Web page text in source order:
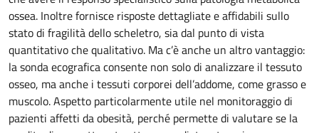
ossea. Inoltre fornisce risposte dettagliate e affidabili sullo
stato di fragilità dello scheletro, sia dal punto di vista
quantitativo che qualitativo. Ma c’è anche un altro vantaggio:
la sonda ecografica consente non solo di analizzare il tessuto
osseo, ma anche i tessuti corporei dell’addome, come grasso e
muscolo. Aspetto particolarmente utile nel monitoraggio di
pazienti affetti da obesità, perché permette di valutare se la